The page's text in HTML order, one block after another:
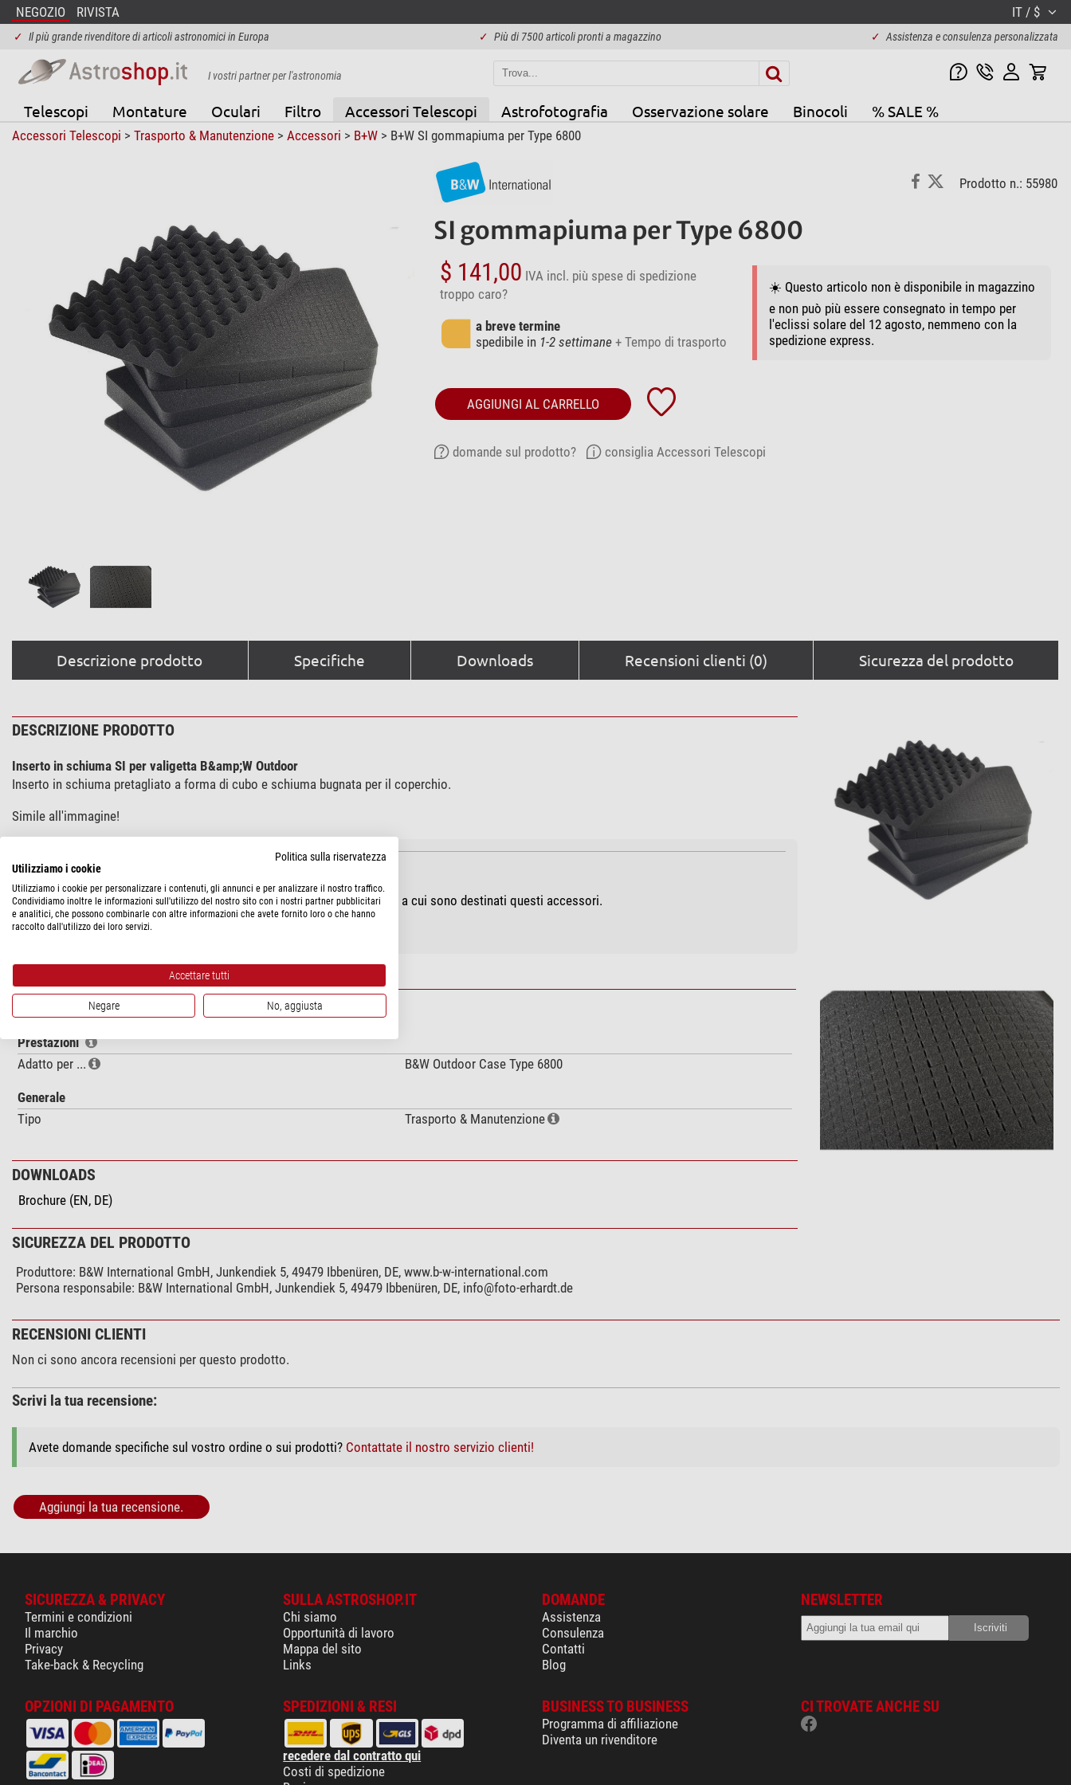
NEGOZIO RIVISTA IT / $
✓ Il più grande rivenditore di articoli astronomici in Europa ✓ Più di 7500 articoli pronti a magazzino ✓ Assistenza e consulenza personalizzata
I vostri partner per l'astronomia
Telescopi Montature Oculari Filtro Accessori Telescopi Astrofotografia Osservazione solare Binocoli % SALE %
Accessori Telescopi > Trasporto & Manutenzione> Accessori > B+W> B+W SI gommapiuma per Type 6800
Prodotto n.: 55980
SI gommapiuma per Type 6800
$ 141,00 IVA incl. più spese di spedizione
troppo caro?
a breve termine
spedibile in 1-2 settimane + Tempo di trasporto
☀️ Questo articolo non è disponibile in magazzino
e non può più essere consegnato in tempo per
l'eclissi solare del 12 agosto, nemmeno con la
spedizione express.
AGGIUNGI AL CARRELLO
domande sul prodotto? consiglia Accessori Telescopi
Descrizione prodotto Specifiche Downloads Recensioni clienti (0) Sicurezza del prodotto
DESCRIZIONE PRODOTTO
Inserto in schiuma SI per valigetta B&amp;W Outdoor
Inserto in schiuma pretagliato a forma di cubo e schiuma bugnata per il coperchio.
Simile all'immagine!
Commento del nostro esperto:
Nelle specifiche tecniche troverete le informazioni relative alla valigia a cui sono destinati questi accessori.
Stefan Rieger
SPECIFICHE
Prestazioni
Adatto per ...
B&W Outdoor Case Type 6800
Generale
Tipo
Trasporto & Manutenzione
DOWNLOADS
Brochure (EN, DE)
SICUREZZA DEL PRODOTTO
Produttore: B&W International GmbH, Junkendiek 5, 49479 Ibbenüren, DE, www.b-w-international.com
Persona responsabile: B&W International GmbH, Junkendiek 5, 49479 Ibbenüren, DE, info@foto-erhardt.de
RECENSIONI CLIENTI
Non ci sono ancora recensioni per questo prodotto.
Scrivi la tua recensione:
Avete domande specifiche sul vostro ordine o sui prodotti? Contattate il nostro servizio clienti!
Aggiungi la tua recensione.
SICUREZZA & PRIVACY
Termini e condizioni
Il marchio
Privacy
Take-back & Recycling
SULLA ASTROSHOP.IT
Chi siamo
Opportunità di lavoro
Mappa del sito
Links
DOMANDE
Assistenza
Consulenza
Contatti
Blog
NEWSLETTER
OPZIONI DI PAGAMENTO SPEDIZIONI & RESI
recedere dal contratto qui
Costi di spedizione
BUSINESS TO BUSINESS
Programma di affiliazione
Diventa un rivenditore
CI TROVATE ANCHE SU
Politica sulla riservatezza
Utilizziamo i cookie
Utilizziamo i cookie per personalizzare i contenuti, gli annunci e per analizzare il nostro traffico.
Condividiamo inoltre le informazioni sull'utilizzo del nostro sito con i nostri partner pubblicitari
e analitici, che possono combinarle con altre informazioni che avete fornito loro o che hanno
raccolto dall'utilizzo dei loro servizi.
Accettare tutti
Negare No, aggiusta